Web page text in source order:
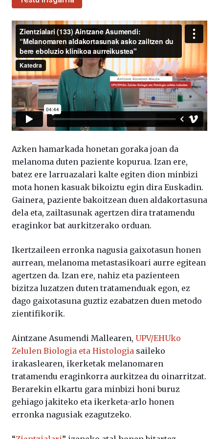
Azken hamarkada honetan goraka joan da
melanoma duten paziente kopurua. Izan ere,
batez ere larruazalari kalte egiten dion minbizi
mota honen kasuak bikoiztu egin dira Euskadin.
Gainera, paziente bakoitzean duen aldakortasuna
dela eta, zailtasunak agertzen dira tratamendu
eraginkor bat aurkitzerako orduan.
Ikertzaileen erronka nagusia gaixotasun honen
aurrean, melanoma metastasikoari aurre egitean
agertzen da. Izan ere, nahiz eta pazienteen
bizitza luzatzen duten tratamenduak egon, ez
dago gaixotasuna guztiz ezabatzen duen metodo
zientifikorik.
Aintzane Asumendi Mallearen, UPV/EHUko
Zelulen Biologia eta Histologia saileko
irakaslearen, ikerketak melanomaren
tratamendu eraginkorra aurkitzea du oinarritzat.
Berarekin elkartu gara minbizi honi buruz
gehiago jakiteko eta ikerketa-arlo honen
erronka nagusiak ezagutzeko.